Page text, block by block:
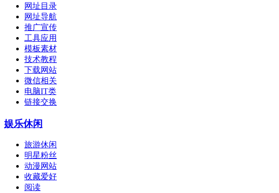
网址目录
网址导航
推广宣传
工具应用
模板素材
技术教程
下载网站
微信相关
电脑IT类
链接交换
娱乐休闲
旅游休闲
明星粉丝
动漫网站
收藏爱好
阅读